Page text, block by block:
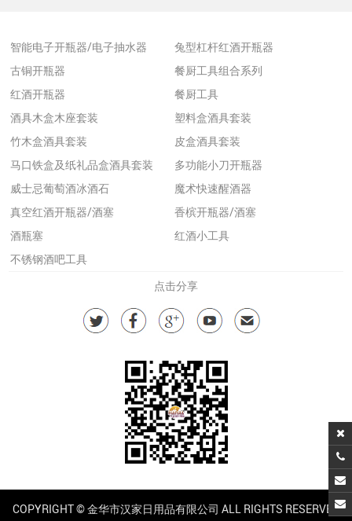
智能电子开瓶器/电子抽水器
兔型杠杆红酒开瓶器
古铜开瓶器
餐厨工具组合系列
红酒开瓶器
餐厨工具
酒具木盒木座套装
塑料盒酒具套装
竹木盒酒具套装
皮盒酒具套装
马口铁盒及纸礼品盒酒具套装
多功能小刀开瓶器
威士忌葡萄酒冰酒石
魔术快速醒酒器
真空红酒开瓶器/酒塞
香槟开瓶器/酒塞
酒瓶塞
红酒小工具
不锈钢酒吧工具
点击分享
COPYRIGHT © 金华市汉家日用品有限公司 ALL RIGHTS RESERVED